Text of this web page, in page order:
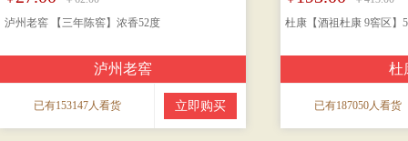
泸州老窖 【三年陈窖】浓香52度
泸州老窖
已有153147人看货 立即购买
杜康【酒祖杜康 9窖区】
杜
已有187050人看货